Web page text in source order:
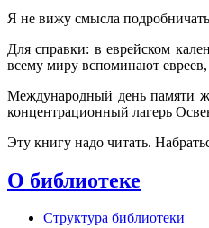
Я не вижу смысла
Для справки: в еврейском
всему миру вспоминают
Международный день памяти
концентрационный лагерь
Эту книгу надо читать.
О библиотеке
Структура библиотеки